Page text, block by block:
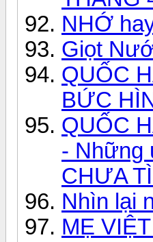
NHỚ
Giọt
QUỐC
BỨC
QUỐC
- Những
CHƯA
Nhìn lại
MẸ